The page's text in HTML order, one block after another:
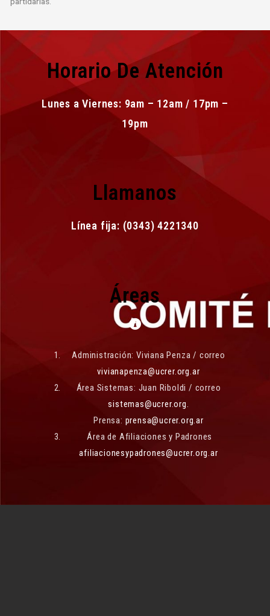
Horario De Atención
Lunes a Viernes: 9am – 12am / 17pm –
19pm
Llamanos
Línea fija: (0343) 4221340
Áreas
Administración: Viviana Penza / correo
vivianapenza@ucrer.org.ar
Área Sistemas: Juan Riboldi / correo
sistemas@ucrer.org.
Prensa: prensa@ucrer.org.ar
Área de Afiliaciones y Padrones
afiliacionesypadrones@ucrer.org.ar